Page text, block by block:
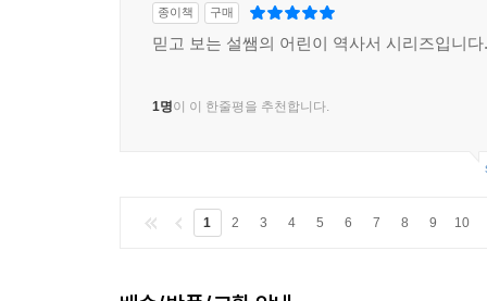
종이책 구매
믿고 보는 설쌤의 어린이 역사서 시리즈입니다.
1명이 이 한줄평을 추천합니다.
1 2 3 4 5 6 7 8 9 10